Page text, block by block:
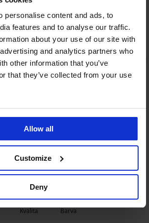
personalise content and ads, to
features and to analyse our traffic.
about your use of our site with
and analytics partners who
other information that you’ve
that they’ve collected from your use
Allow all
Customize
Deny
0
souhlasím
0
100%
Kvalita
100%
Barva